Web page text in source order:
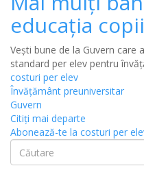
educația
Vești bune de la Guvern care
standard per elev pentru
costuri per elev
Învățământ preuniversitar
Guvern
Citiţi mai departe
Abonează-te la costuri per
Căutare
Căutare